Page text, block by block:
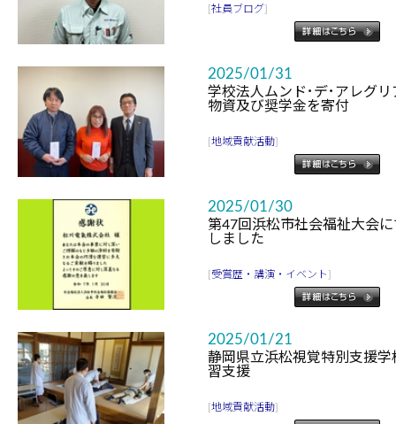
[社員ブログ]
2025/01/31
学校法人ムンド･デ･アレグ
物資及び奨学金を寄付
[地域貢献活動]
2025/01/30
第47回浜松市社会福祉大会
しました
[受賞歴・講演・イベント]
2025/01/21
静岡県立浜松視覚特別支援
習支援
[地域貢献活動]